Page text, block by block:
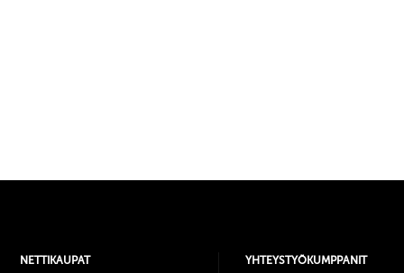
NETTIKAUPAT YHTEYSTYÖKUMPPANIT